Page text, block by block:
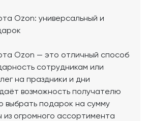
Ozon: универсальный и
Ozon — это отличный способ
сотрудникам или
на праздники и дни
возможность получателю
выбрать подарок на сумму
огромного ассортимента